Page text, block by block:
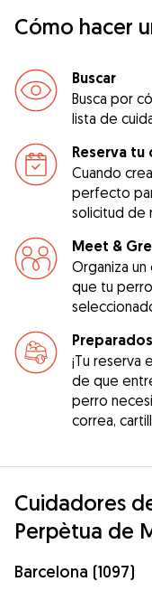
Cómo hacer
Buscar
Busca por
lista de
Reserva
Cuando
perfecto
solicitud de
Meet &
Organiza
que tu
¡Tu reserva
de que
perro
correa,
Cuidadores
Perpètua de
Barcelona (1097)